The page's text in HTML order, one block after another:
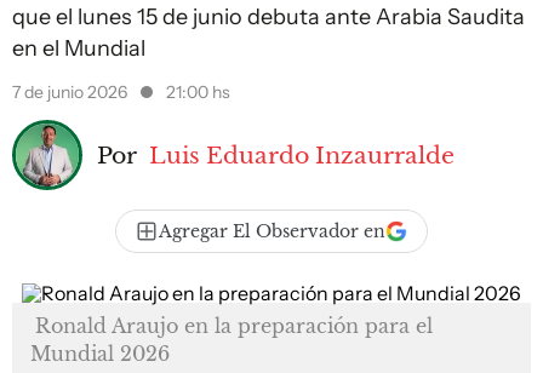
que el lunes 15 de junio debuta ante Arabia Saudita
en el Mundial
7 de junio 2026 21:00 hs
Por Luis Eduardo Inzaurralde
Agregar El Observador en
Ronald Araujo en la preparación para el
Mundial 2026